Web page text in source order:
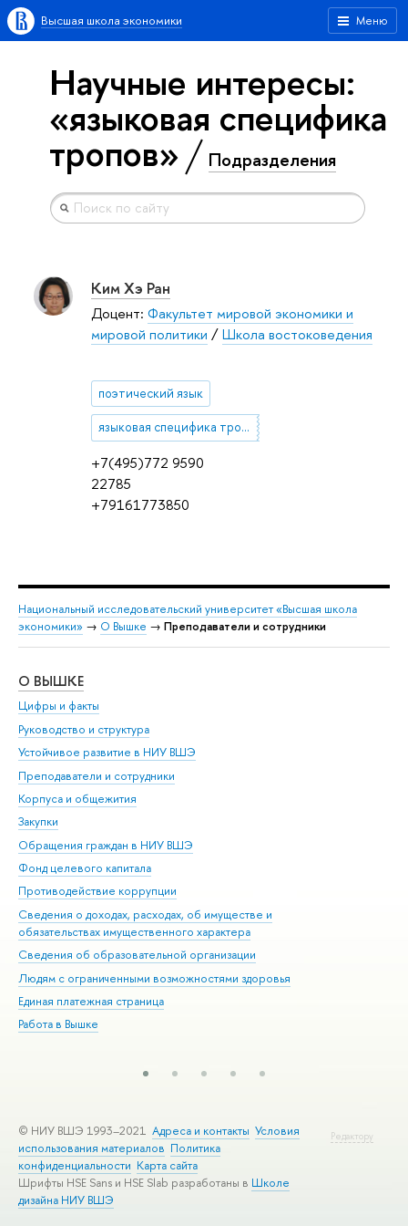
Меню
Высшая школа экономики
Научные интересы:
«языковая специфика
тропов» Подразделения
+7(495)772 9590
22785
+79161773850
Ким Хэ Ран
Доцент: Факультет мировой экономики и
мировой политики /Школа востоковедения
поэтический язык
языковая специфика тропов
Национальный исследовательский университет «Высшая школа
экономики» → О Вышке → Преподаватели и сотрудники
О ВЫШКЕ
Цифры и факты
Руководство и структура
Устойчивое развитие в НИУ ВШЭ
Преподаватели и сотрудники
Корпуса и общежития
Закупки
Обращения граждан в НИУ ВШЭ
Фонд целевого капитала
Противодействие коррупции
Сведения о доходах, расходах, об имуществе и
обязательствах имущественного характера
Сведения об образовательной организации
Людям с ограниченными возможностями здоровья
Единая платежная страница
Работа в Вышке
Редактору
© НИУ ВШЭ 1993–2021 Адреса и контакты Условия
использования материалов Политика
конфиденциальности Карта сайта
Шрифты HSE Sans и HSE Slab разработаны в Школе
дизайна НИУ ВШЭ